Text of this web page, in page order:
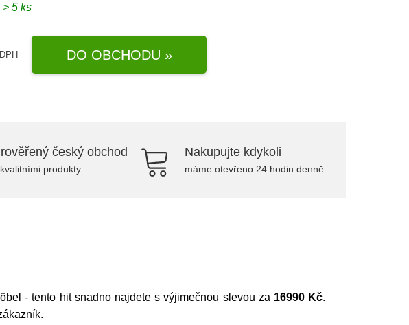
5 ks
DO OBCHODU »
český obchod
produkty
Nakupujte kdykoli
máme otevřeno 24 hodin denně
- tento hit snadno najdete s výjimečnou slevou za 16990 Kč.